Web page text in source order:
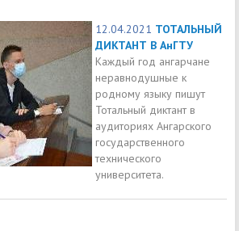
12.04.2021 ТОТАЛЬНЫЙ
ДИКТАНТ В АнГТУ
Каждый год ангарчане
неравнодушные к
родному языку пишут
Тотальный диктант в
аудиториях Ангарского
государственного
технического
университета.